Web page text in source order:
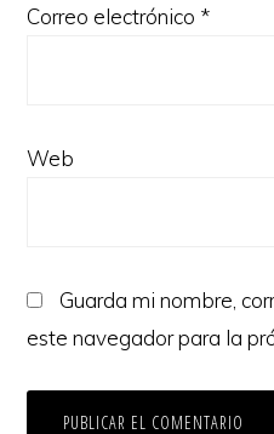
Correo electrónico *
Web
Guarda mi nombre,
este navegador para la